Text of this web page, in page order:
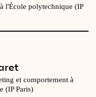
l'École polytechnique (IP
et comportement à
(IP Paris)